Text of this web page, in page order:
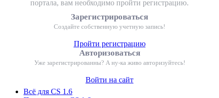
портала, вам необходимо пройти регистрацию.
Зарегистрироваться
Создайте собственную учетную запись!
Пройти регистрацию
Авторизоваться
Уже зарегистрированны? А ну-ка живо авторизуйтесь!
Войти на сайт
Всё для CS 1.6